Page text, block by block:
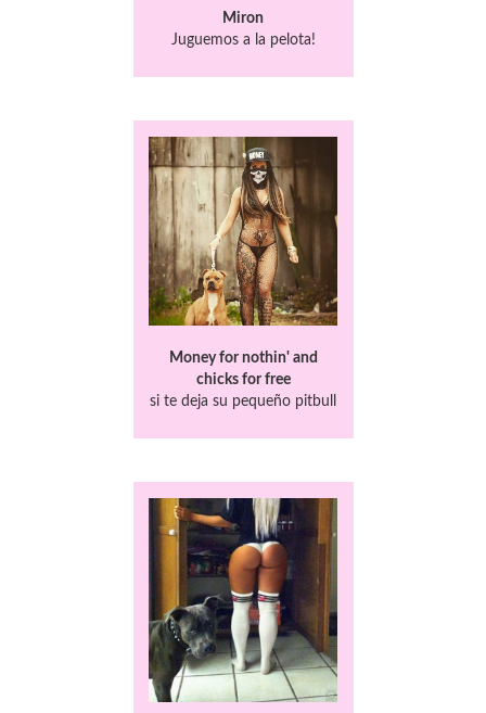
Miron
Juguemos a la pelota!
Money for nothin' and
chicks for free
si te deja su pequeño pitbull